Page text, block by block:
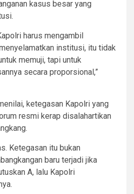
kasus besar yang
harus mengambil
institusi, itu tidak
memuji, tapi untuk
secara proporsional,”
ketegasan Kapolri yang
resmi kerap disalahartikan
Ketegasan itu bukan
baru terjadi jika
A, lalu Kapolri